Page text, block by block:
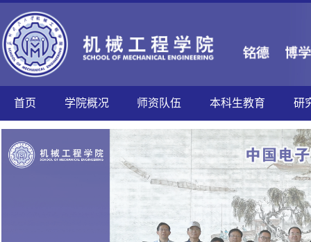
首页 学院概况 师资队伍 本科生教育 研